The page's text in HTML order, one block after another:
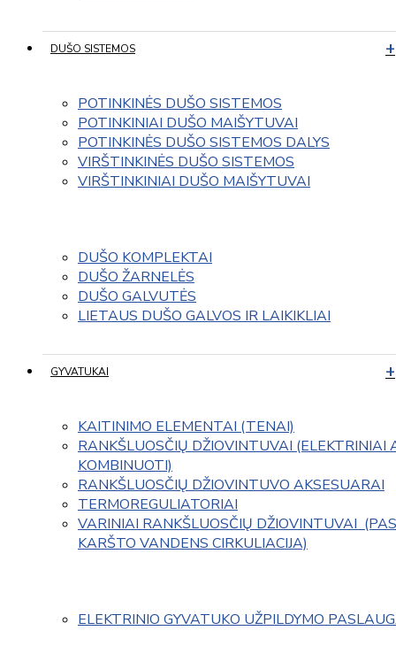
DUŠO SISTEMOS
POTINKINĖS DUŠO SISTEMOS
POTINKINIAI DUŠO MAIŠYTUVAI
POTINKINĖS DUŠO SISTEMOS DALYS
VIRŠTINKINĖS DUŠO SISTEMOS
VIRŠTINKINIAI DUŠO MAIŠYTUVAI
DUŠO KOMPLEKTAI
DUŠO ŽARNELĖS
DUŠO GALVUTĖS
LIETAUS DUŠO GALVOS IR LAIKIKLIAI
GYVATUKAI
KAITINIMO ELEMENTAI (TENAI)
RANKŠLUOSČIŲ DŽIOVINTUVAI (ELEKTRINIAI
KOMBINUOTI)
RANKŠLUOSČIŲ DŽIOVINTUVO AKSESUARAI
TERMOREGULIATORIAI
VARINIAI RANKŠLUOSČIŲ DŽIOVINTUVAI
KARŠTO VANDENS CIRKULIACIJA)
ELEKTRINIO GYVATUKO UŽPILDYMO